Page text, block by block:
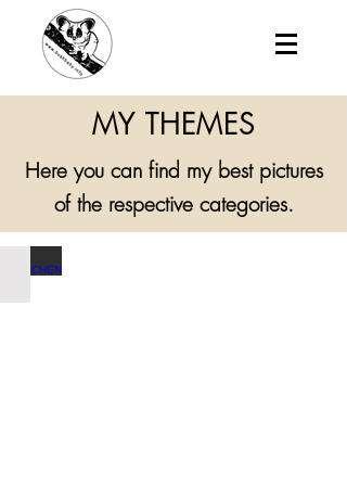
MY THEMES
Here you can find my best pictures
of the respective categories.
MENSCHEN